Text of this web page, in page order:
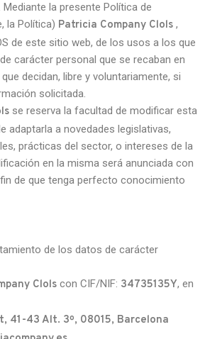
la presente Política de
la Política) Patricia Company Clols ,
de este sitio web, de los usos a los que
carácter personal que se recaban en
decidan, libre y voluntariamente, si
solicitada.
se reserva la facultad de modificar esta
adaptarla a novedades legislativas,
prácticas del sector, o intereses de la
en la misma será anunciada con
de que tenga perfecto conocimiento
de los datos de carácter
Clols con CIF/NIF: 34735135Y, en
41-43 Alt. 3º, 08015, Barcelona